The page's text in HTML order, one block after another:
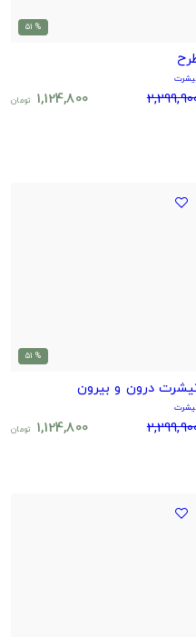
% 51
1,124,800 تومان
% 51
درون و بیرون
1,124,800 تومان